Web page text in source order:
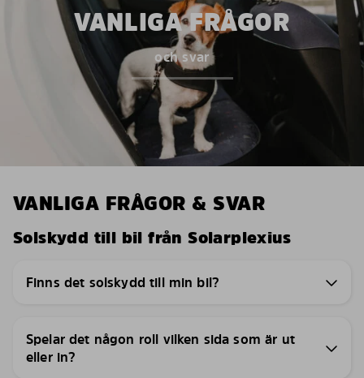
VANLIGA FRÅGOR
och svar
VANLIGA FRÅGOR & SVAR
Solskydd till bil från Solarplexius
Finns det solskydd till min bil?
Spelar det någon roll vilken sida som är ut
eller in?